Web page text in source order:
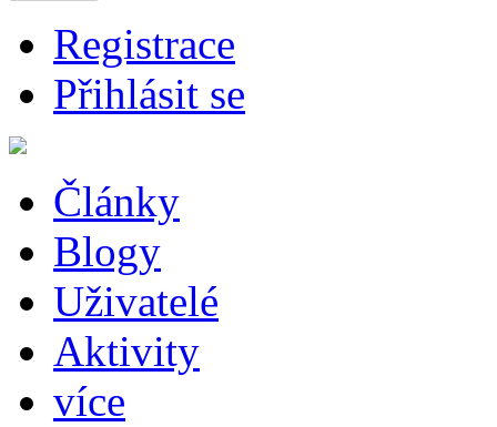
Registrace
Přihlásit se
Články
Blogy
Uživatelé
Aktivity
více